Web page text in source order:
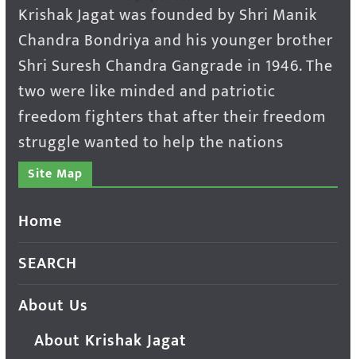
Krishak Jagat was founded by Shri Manik
Chandra Bondriya and his younger brother
Shri Suresh Chandra Gangrade in 1946. The
two were like minded and patriotic
freedom fighters that after their freedom
struggle wanted to help the nations
Site Map
Home
SEARCH
About Us
About Krishak Jagat